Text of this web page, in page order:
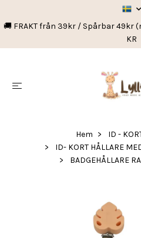
🚚 FRAKT från 39kr / Spårbar 49kr
KR
Hem
ID -
ID- KORT HÅLLARE
BADGEHÅLLARE